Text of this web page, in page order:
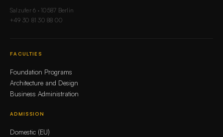
Salzufer 6 · 10587 Berlin
+49 30 81 30 88 00
FACULTIES
Foundation Programs
Architecture and Design
Business Administration
ADMISSION
Domestic (EU)